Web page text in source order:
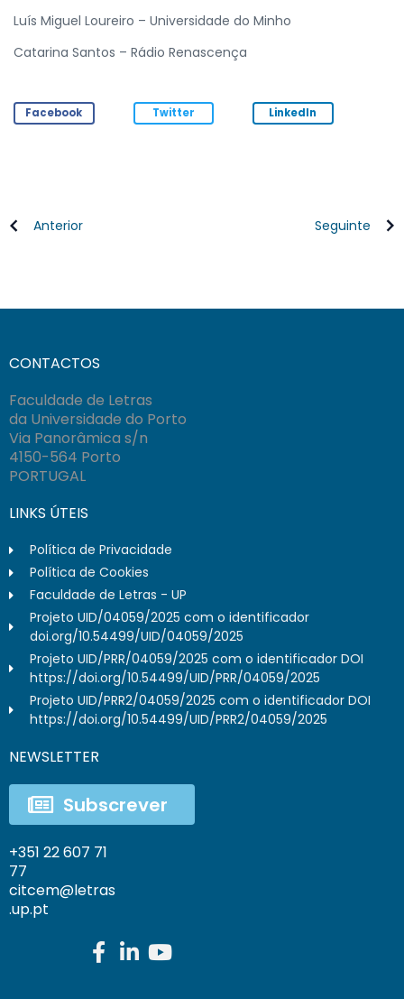
Luís Miguel Loureiro – Universidade do Minho
Catarina Santos – Rádio Renascença
Facebook Twitter LinkedIn
Anterior Seguinte
CONTACTOS
Faculdade de Letras
da Universidade do Porto
Via Panorâmica s/n
4150-564 Porto
PORTUGAL
LINKS ÚTEIS
Política de Privacidade
Política de Cookies
Faculdade de Letras - UP
Projeto UID/04059/2025 com o identificador
doi.org/10.54499/UID/04059/2025
Projeto UID/PRR/04059/2025 com o identificador DOI
https://doi.org/10.54499/UID/PRR/04059/2025
Projeto UID/PRR2/04059/2025 com o identificador DOI
https://doi.org/10.54499/UID/PRR2/04059/2025
NEWSLETTER
Subscrever
+351 22 607 71
77
citcem@letras
.up.pt